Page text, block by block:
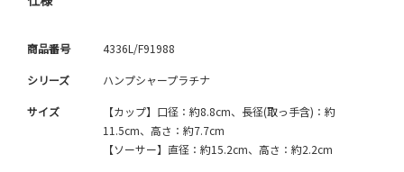
商品番号 4336L/F91988
シリーズ ハンプシャープラチナ
サイズ
【カップ】口径：約8.8cm、長径(取っ手含)：約
11.5cm、高さ：約7.7cm
【ソーサー】直径：約15.2cm、高さ：約2.2cm